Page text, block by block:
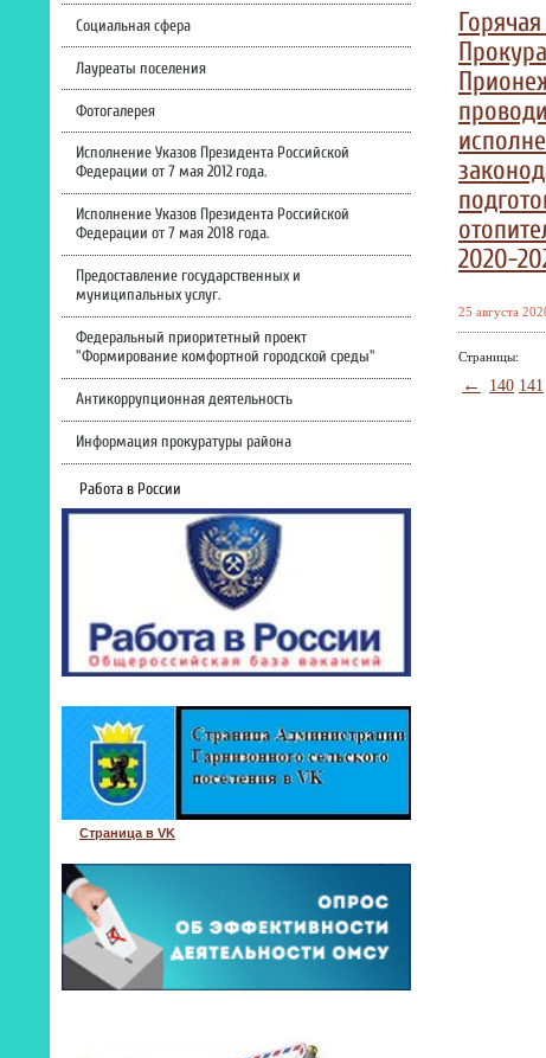
Социальная сфера
Лауреаты поселения
Фотогалерея
Исполнение Указов Президента Российской
Федерации от 7 мая 2012 года.
Исполнение Указов Президента Российской
Федерации от 7 мая 2018 года.
Предоставление государственных и
муниципальных услуг.
Федеральный приоритетный проект
"Формирование комфортной городской среды"
Антикоррупционная деятельность
Информация прокуратуры района
Работа в России
Страница в VK
2020-
25 августа
Страницы:
← 140 141